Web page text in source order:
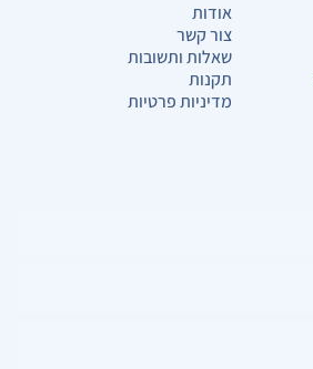
אודות
צור קשר
שאלות ותשובות
תקנות
מדיניות פרטיות